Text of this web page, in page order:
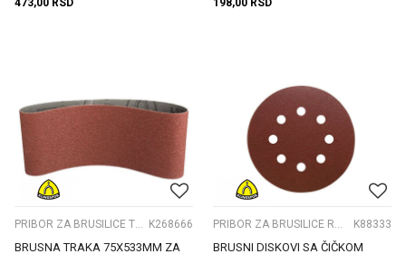
473,00 RSD 198,00 RSD
K268666
BRUSNA TRAKA 75X533MM ZA
K88333
BRUSNI DISKOVI SA ČIČKOM